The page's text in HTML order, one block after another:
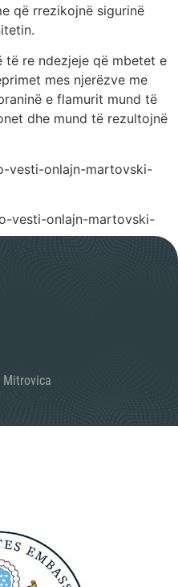
që rrezikojnë sigurinë
të re ndezjeje që mbetet e
mes njerëzve me
e flamurit mund të
dhe mund të rezultojnë
vesti-onlajn-martovski-
vesti-onlajn-martovski-
Mitrovica